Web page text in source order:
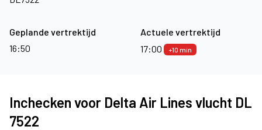
Geplande vertrektijd
16:50
Actuele vertrektijd
17:00
+10 min
Inchecken voor Delta Air Lines vlucht DL
7522